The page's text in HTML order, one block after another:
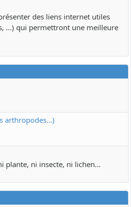
des liens internet utiles
...) qui permettront une meilleure
arthropodes...)
plante, ni insecte, ni lichen...